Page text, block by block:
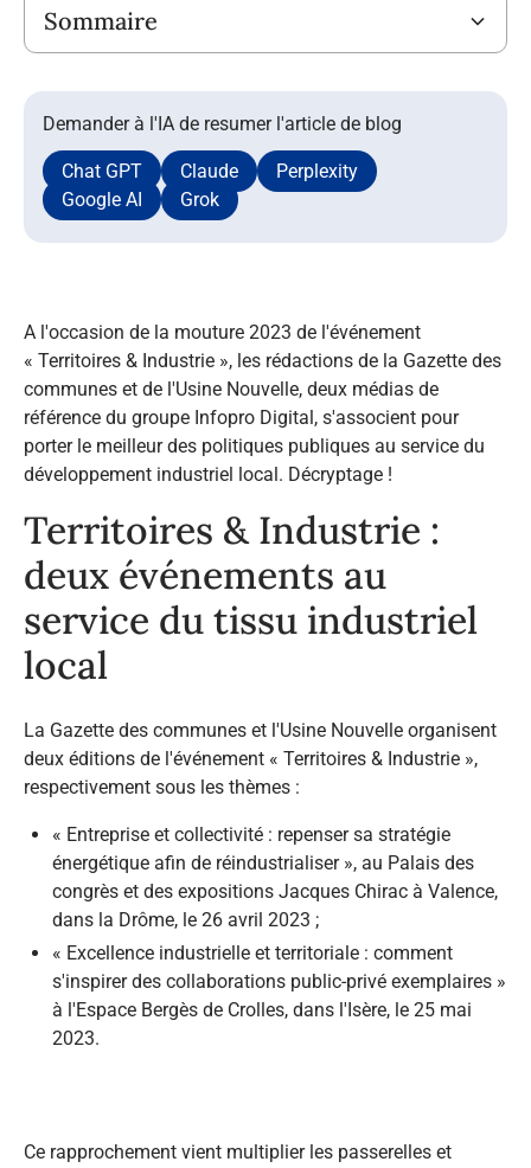
Demander à l'IA de resumer l'article de blog
Chat GPT Claude
Perplexity
Google AI
Grok
Sommaire
A l'occasion de la mouture 2023 de l'événement
« Territoires & Industrie », les rédactions de la Gazette des
communes et de l'Usine Nouvelle, deux médias de
référence du groupe Infopro Digital, s'associent pour
porter le meilleur des politiques publiques au service du
développement industriel local. Décryptage !
Territoires & Industrie :
deux événements au
service du tissu industriel
local
La Gazette des communes et l'Usine Nouvelle organisent
deux éditions de l'événement « Territoires & Industrie »,
respectivement sous les thèmes :
« Entreprise et collectivité : repenser sa stratégie
énergétique afin de réindustrialiser», au Palais des
congrès et des expositions Jacques Chirac à Valence,
dans la Drôme, le 26 avril 2023 ;
« Excellence industrielle et territoriale : comment
s'inspirer des collaborations public-privé exemplaires »
à l'Espace Bergès de Crolles, dans l'Isère, le 25 mai
2023.
Ce rapprochement vient multiplier les passerelles et